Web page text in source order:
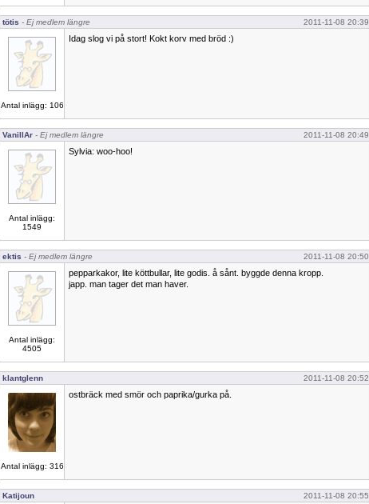
tötis - Ej medlem längre 2011-11-08 20:39
Antal inlägg: 106
Idag slog vi på stort! Kokt korv med bröd :)
VanillAr - Ej medlem längre 2011-11-08 20:49
Antal inlägg:
1549
Sylvia: woo-hoo!
ektis - Ej medlem längre 2011-11-08 20:50
Antal inlägg:
4505
pepparkakor, lite köttbullar, lite godis. å sånt. byggde denna kropp.
japp. man tager det man haver.
klantglenn 2011-11-08 20:52
Antal inlägg: 316
ostbräck med smör och paprika/gurka på.
Katijoun 2011-11-08 20:55